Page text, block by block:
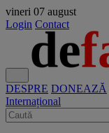
vineri 07 august
Login Contact
DESPRE DONEAZĂ
Internațional